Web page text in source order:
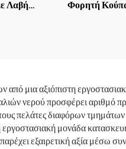
Λαβή
Φορητή
από μια αξιόπιστη
νερού προσφέρει αριθμό
πελάτες διαφόρων τμημάτων
μονάδα
εξαιρετική αξία μέσω